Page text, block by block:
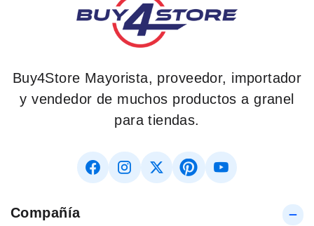
Buy4Store Mayorista, proveedor, importador
y vendedor de muchos productos a granel
para tiendas.
Compañía